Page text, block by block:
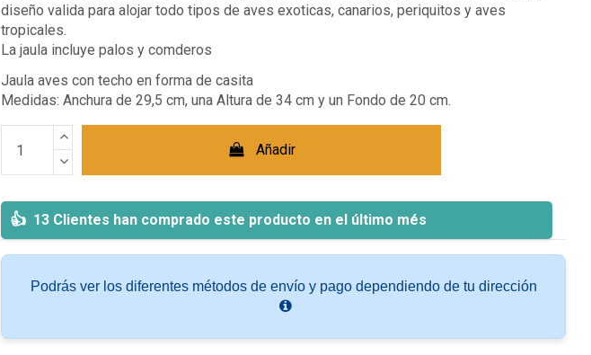
diseño valida para alojar todo tipos de aves exoticas, canarios, periquitos y aves
tropicales.
La jaula incluye palos y comderos
Jaula aves con techo en forma de casita
Medidas: Anchura de 29,5 cm, una Altura de 34 cm y un Fondo de 20 cm.
Añadir
13 Clientes han comprado este producto en el último més
Podrás ver los diferentes métodos de envío y pago dependiendo de tu dirección